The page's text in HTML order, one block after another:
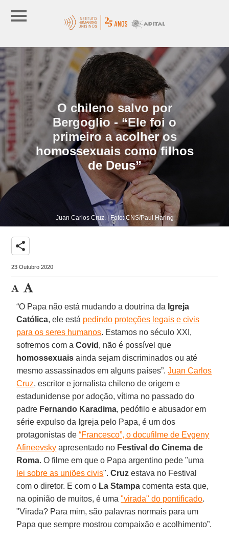
O chileno salvo por
Bergoglio - “Ele foi o
primeiro a acolher os
homossexuais como filhos
de Deus”
Juan Carlos Cruz. | Foto: CNS/Paul Haring
share
23 Outubro 2020
“O Papa não está mudando a doutrina da Igreja
Católica, ele está pedindo proteções legais e civis
para os seres humanos. Estamos no século XXI,
sofremos com aCovid , não é possível que
homossexuais ainda sejam discriminados ou até
mesmo assassinados em alguns países”.Juan Carlos
Cruz, escritor e jornalista chileno de origem e
estadunidense por adoção, vítima no passado do
padre Fernando Karadima, pedófilo e abusador em
série expulso da Igreja pelo Papa, é um dos
protagonistas de“Francesco”, o docufilme de Evgeny
Afineevsky apresentado no Festival do Cinema de
Roma. O filme em que o Papa argentino pede "uma
lei sobre as uniões civis".Cruz estava no Festival
com o diretor. E com o La Stampa comenta esta que,
na opinião de muitos, é uma"virada" do pontificado.
"Virada? Para mim, são palavras normais para um
Papa que sempre mostrou compaixão e acolhimento”.